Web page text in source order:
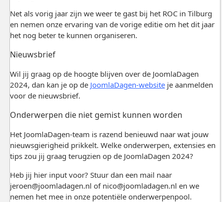
Net als vorig jaar zijn we weer te gast bij het ROC in Tilburg
en nemen onze ervaring van de vorige editie om het dit jaar
het nog beter te kunnen organiseren.
Nieuwsbrief
Wil jij graag op de hoogte blijven over de JoomlaDagen
2024, dan kan je op de JoomlaDagen-websiteje aanmelden
voor de nieuwsbrief.
Onderwerpen die niet gemist kunnen worden
Het JoomlaDagen-team is razend benieuwd naar wat jouw
nieuwsgierigheid prikkelt. Welke onderwerpen, extensies en
tips zou jij graag terugzien op de JoomlaDagen 2024?
Heb jij hier input voor? Stuur dan een mail naar
jeroen@joomladagen.nl of nico@joomladagen.nl en we
nemen het mee in onze potentiële onderwerpenpool.